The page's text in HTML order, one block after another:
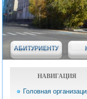
АБИТУРИЕНТУ
НАВИГАЦИЯ
Головная